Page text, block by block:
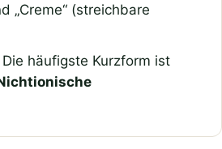
„Creme“ (streichbare
Die häufigste Kurzform ist